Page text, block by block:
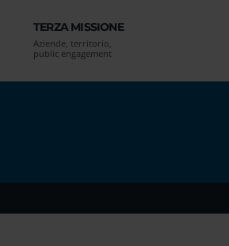
TERZA MISSIONE
Aziende, territorio,
public engagement